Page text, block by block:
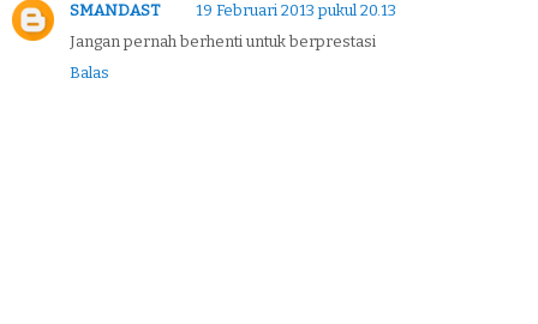
SMANDAST
19 Februari 2013 pukul 20.13
Jangan pernah berhenti untuk berprestasi
Balas